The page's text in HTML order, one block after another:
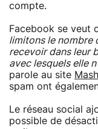
compte.
Facebook se veut
limitons le nombre
recevoir dans leur
avec lesquels elle
parole au site
spam ont
Le réseau social
possible de